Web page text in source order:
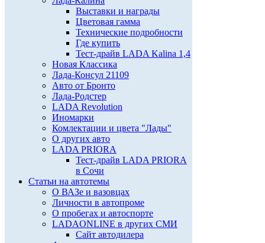
Выставки и награды
Цветовая гамма
Технические подробности
Где купить
Тест-драйв LADA Kalina 1,4
Новая Классика
Лада-Консул 21109
Авто от Бронто
Лада-Родстер
LADA Revolution
Иномарки
Комлектации и цвета "Лады"
О других авто
LADA PRIORA
Тест-драйв LADA PRIORA
в Сочи
Статьи на автотемы
О ВАЗе и вазовцах
Личности в автопроме
О пробегах и автоспорте
LADAONLINE в других СМИ
Сайт автодилера